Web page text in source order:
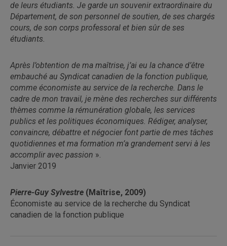
de leurs étudiants. Je garde un souvenir extraordinaire du
Département, de son personnel de soutien, de ses chargés
cours, de son corps professoral et bien sûr de ses
étudiants.
Après l’obtention de ma maîtrise, j’ai eu la chance d’être
embauché au Syndicat canadien de la fonction publique,
comme économiste au service de la recherche. Dans le
cadre de mon travail, je mène des recherches sur différents
thèmes comme la rémunération globale, les services
publics et les politiques économiques. Rédiger, analyser,
convaincre, débattre et négocier font partie de mes tâches
quotidiennes et ma formation m’a grandement servi à les
accomplir avec passion ».
Janvier 2019
Pierre-Guy Sylvestre (Maîtrise, 2009)
Économiste au service de la recherche du Syndicat
canadien de la fonction publique